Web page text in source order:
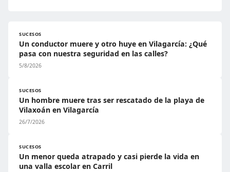
SUCESOS
Un conductor muere y otro huye en Vilagarcía: ¿Qué
pasa con nuestra seguridad en las calles?
5/8/2026
SUCESOS
Un hombre muere tras ser rescatado de la playa de
Vilaxoán en Vilagarcía
26/7/2026
SUCESOS
Un menor queda atrapado y casi pierde la vida en
una valla escolar en Carril